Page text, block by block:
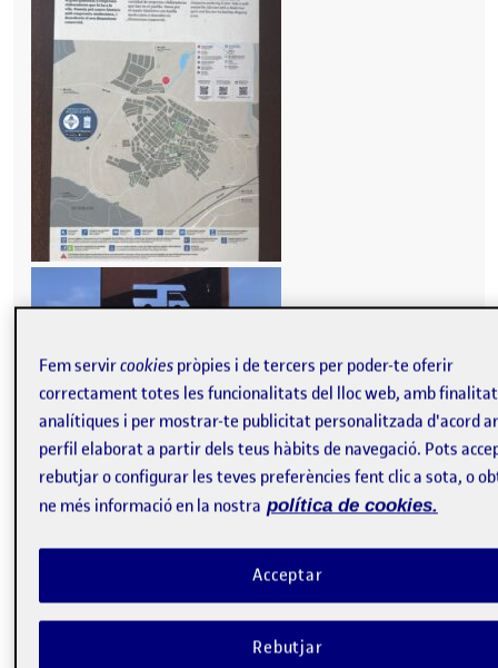
Fem servircookiespròpies i de tercers per poder-te oferir
correctament totes les funcionalitats del lloc web, amb
analítiques i per mostrar-te publicitat personalitzada d'acord
perfil elaborat a partir dels teus hàbits de navegació. Pots
rebutjar o configurar les teves preferències fent clic a sota, o
ne més informació en la nostra política de cookies.
Rebutjar
Acceptar